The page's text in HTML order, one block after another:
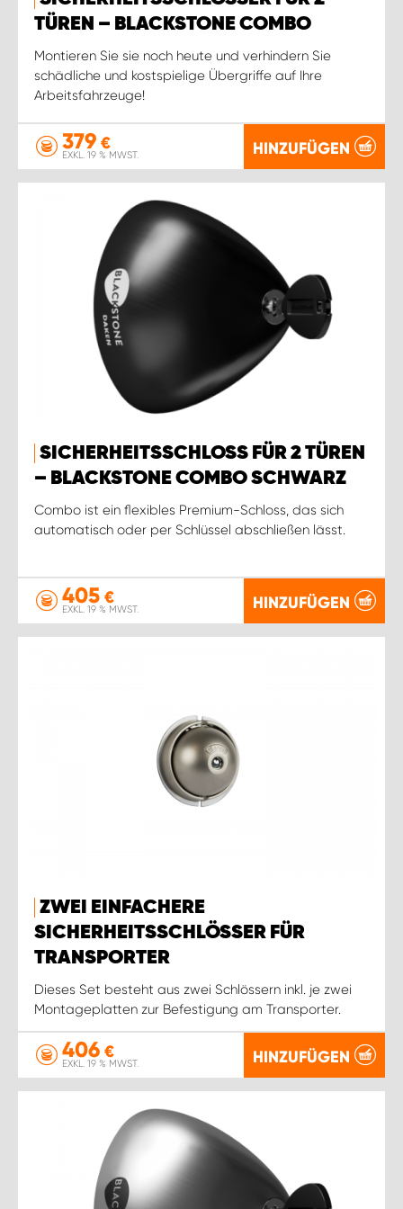
TÜREN – BLACKSTONE COMBO
Montieren Sie sie noch heute und verhindern Sie
schädliche und kostspielige Übergriffe auf Ihre
Arbeitsfahrzeuge!
379 €
EXKL. 19 % MWST. HINZUFÜGEN
SICHERHEITSSCHLOSS FÜR 2 TÜREN
– BLACKSTONE COMBO SCHWARZ
Combo ist ein flexibles Premium-Schloss, das sich
automatisch oder per Schlüssel abschließen lässt.
405 €
EXKL. 19 % MWST. HINZUFÜGEN
ZWEI EINFACHERE
SICHERHEITSSCHLÖSSER FÜR
TRANSPORTER
Dieses Set besteht aus zwei Schlössern inkl. je zwei
Montageplatten zur Befestigung am Transporter.
406 €
EXKL. 19 % MWST. HINZUFÜGEN
WORK SYSTEM STUTTGART